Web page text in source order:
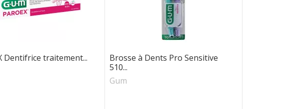
Dentifrice traitement...
Brosse à Dents Pro Sensitive
510...
Gum